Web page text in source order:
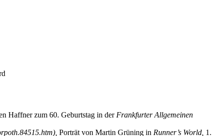
Haffner zum 60. Geburtstag in der Frankfurter Allgemeinen
Porträt von Martin Grüning in Runner’s World, 1.